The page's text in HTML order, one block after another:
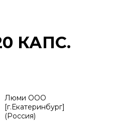
КАПС.
Люми ООО
[г.Екатеринбург]
(Россия)